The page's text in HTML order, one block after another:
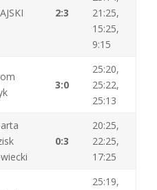
2:3
21:25,
15:25,
9:15
3:0
25:20,
25:22,
25:13
0:3
20:25,
22:25,
17:25
25:19,